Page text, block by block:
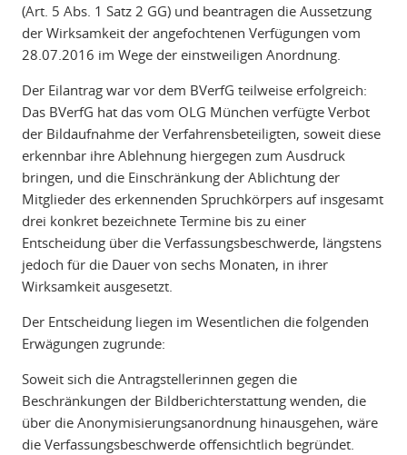
(Art. 5 Abs. 1 Satz 2 GG) und beantragen die Aussetzung
der Wirksamkeit der angefochtenen Verfügungen vom
28.07.2016 im Wege der einstweiligen Anordnung.
Der Eilantrag war vor dem BVerfG teilweise erfolgreich:
Das BVerfG hat das vom OLG München verfügte Verbot
der Bildaufnahme der Verfahrensbeteiligten, soweit diese
erkennbar ihre Ablehnung hiergegen zum Ausdruck
bringen, und die Einschränkung der Ablichtung der
Mitglieder des erkennenden Spruchkörpers auf insgesamt
drei konkret bezeichnete Termine bis zu einer
Entscheidung über die Verfassungsbeschwerde, längstens
jedoch für die Dauer von sechs Monaten, in ihrer
Wirksamkeit ausgesetzt.
Der Entscheidung liegen im Wesentlichen die folgenden
Erwägungen zugrunde:
Soweit sich die Antragstellerinnen gegen die
Beschränkungen der Bildberichterstattung wenden, die
über die Anonymisierungsanordnung hinausgehen, wäre
die Verfassungsbeschwerde offensichtlich begründet.